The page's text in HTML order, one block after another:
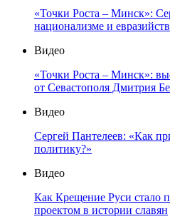
«Точки Роста – Минск»:
национализме и
Видео
«Точки Роста – Минск»:
от Севастополя Дмитрия
Видео
Сергей Пантелеев: «Как
политику?»
Видео
Как Крещение Руси стало
проектом в истории славян